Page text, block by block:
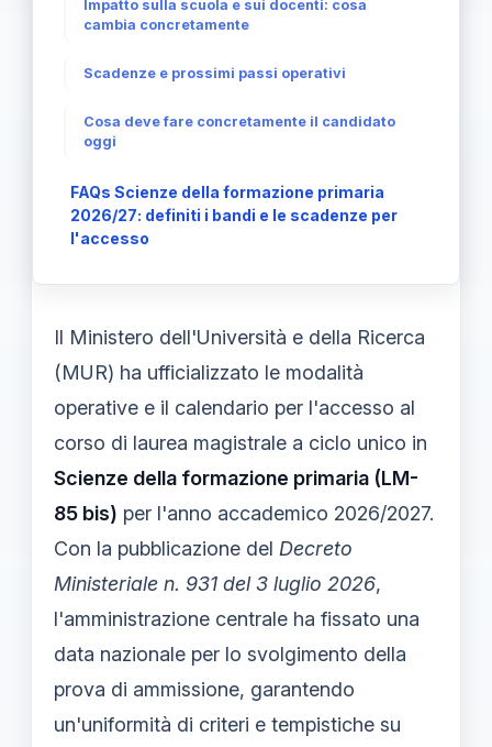
Impatto sulla scuola e sui docenti: cosa
cambia concretamente
Scadenze e prossimi passi operativi
Cosa deve fare concretamente il candidato
oggi
FAQs Scienze della formazione primaria
2026/27: definiti i bandi e le scadenze per
l'accesso
Il Ministero dell'Università e della Ricerca
(MUR) ha ufficializzato le modalità
operative e il calendario per l'accesso al
corso di laurea magistrale a ciclo unico in
Scienze della formazione primaria (LM-
85 bis) per l'anno accademico 2026/2027.
Con la pubblicazione del Decreto
Ministeriale n. 931 del 3 luglio 2026,
l'amministrazione centrale ha fissato una
data nazionale per lo svolgimento della
prova di ammissione, garantendo
un'uniformità di criteri e tempistiche su